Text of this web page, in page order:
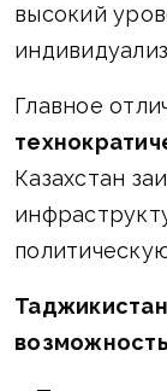
высокий
Главное
Казахстан